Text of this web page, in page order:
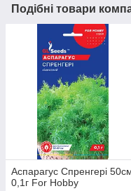
Подібні товари
Аспарагус Спренгері
0,1г For Hobby